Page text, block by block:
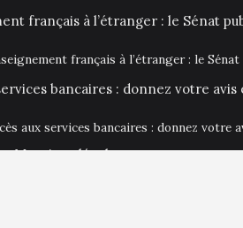
français à l’étranger : le Sénat
français à l’étranger : le
bancaires : donnez votre
aux services bancaires : donnez votre
• Mentions légales